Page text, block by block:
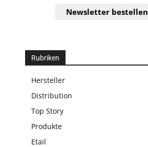
Newsletter bestellen
Rubriken
Hersteller
Distribution
Top Story
Produkte
Etail